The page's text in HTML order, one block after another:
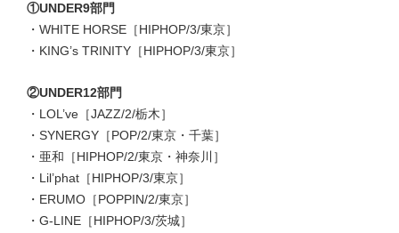
①UNDER9部門
・WHITE HORSE［HIPHOP/3/東京］
・KING’s TRINITY［HIPHOP/3/東京］
②UNDER12部門
・LOL’ve［JAZZ/2/栃木］
・SYNERGY［POP/2/東京・千葉］
・亜和［HIPHOP/2/東京・神奈川］
・Lil’phat［HIPHOP/3/東京］
・ERUMO［POPPIN/2/東京］
・G-LINE［HIPHOP/3/茨城］